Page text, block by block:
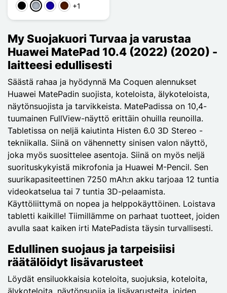
MustaHarmaaBleu Foncé
Marron Foncé
+1
My Suojakuori Turvaa ja varustaa
Huawei MatePad 10.4 (2022) (2020) -
laitteesi edullisesti
Säästä rahaa ja hyödynnä Ma Coquen alennukset
Huawei MatePadin suojista, koteloista, älykoteloista,
näytönsuojista ja tarvikkeista. MatePadissa on 10,4-
tuumainen FullView-näyttö erittäin ohuilla reunoilla.
Tabletissa on neljä kaiutinta Histen 6.0 3D Stereo -
tekniikalla. Siinä on vähennetty sinisen valon näyttö,
joka myös suosittelee asentoja. Siinä on myös neljä
suorituskykyistä mikrofonia ja Huawei M-Pencil. Sen
suurikapasiteettinen 7250 mAh:n akku tarjoaa 12 tuntia
videokatselua tai 7 tuntia 3D-pelaamista.
Käyttöliittymä on nopea ja helppokäyttöinen. Loistava
tabletti kaikille! Tiimillämme on parhaat tuotteet, joiden
avulla saat kaiken irti MatePadista täysin turvallisesti.
Edullinen suojaus ja tarpeisiisi
räätälöidyt lisävarusteet
Löydät ensiluokkaisia koteloita, suojuksia, koteloita,
älykoteloita, näytönsuojia ja lisävarusteita, joiden